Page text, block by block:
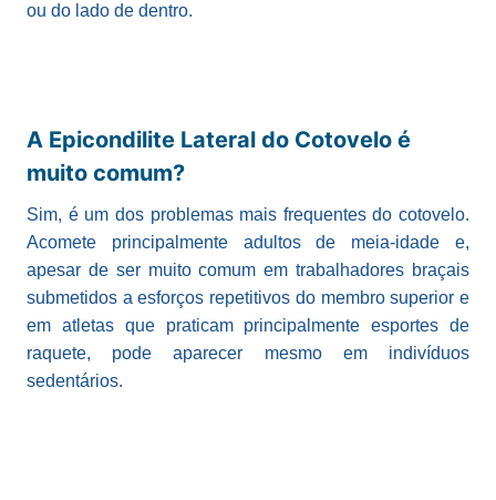
ou do lado de dentro.
A Epicondilite Lateral do Cotovelo é
muito comum?
Sim, é um dos problemas mais frequentes do cotovelo.
Acomete principalmente adultos de meia-idade e,
apesar de ser muito comum em trabalhadores braçais
submetidos a esforços repetitivos do membro superior e
em atletas que praticam principalmente esportes de
raquete, pode aparecer mesmo em indivíduos
sedentários.